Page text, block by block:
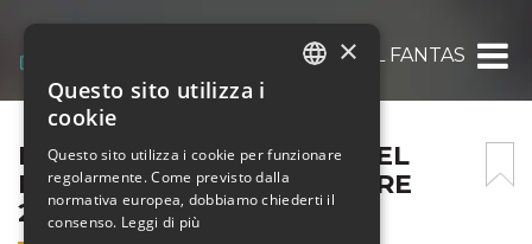
IL FANTASTICO MONDO DEL FANTASTICO
IL FANTASTICO MONDO DEL
FANTASTICO 27 SETTEMBRE
2020
×
Questo sito utilizza i
cookie
Questo sito utilizza i cookie per funzionare
regolarmente. Come previsto dalla
normativa europea, dobbiamo chiederti il
consenso. Leggi di più